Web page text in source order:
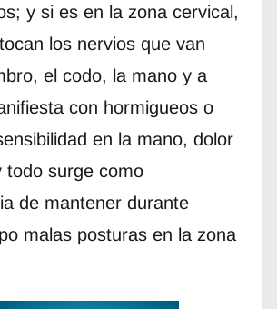
y si es en la zona cervical,
los nervios que van
el codo, la mano y a
con hormigueos o
en la mano, dolor
todo surge como
de mantener durante
malas posturas en la zona